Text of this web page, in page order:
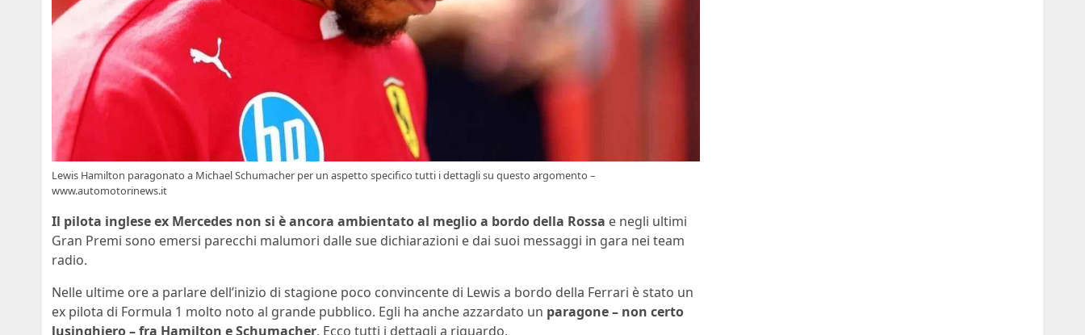
Lewis Hamilton paragonato a Michael Schumacher per un aspetto specifico tutti i dettagli su questo argomento –
www.automotorinews.it
Il pilota inglese ex Mercedes non si è ancora ambientato al meglio a bordo della Rossa e negli ultimi
Gran Premi sono emersi parecchi malumori dalle sue dichiarazioni e dai suoi messaggi in gara nei team
radio.
Nelle ultime ore a parlare dell’inizio di stagione poco convincente di Lewis a bordo della Ferrari è stato un
ex pilota di Formula 1 molto noto al grande pubblico. Egli ha anche azzardato un paragone – non certo
lusinghiero – fra Hamilton e Schumacher. Ecco tutti i dettagli a riguardo.